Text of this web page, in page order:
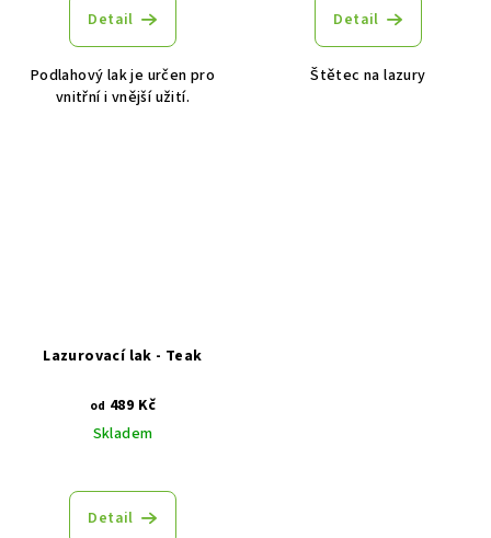
Detail
Podlahový lak je určen pro
vnitřní i vnější užití.
Detail
Štětec na lazury
Lazurovací lak - Teak
od 489 Kč
Skladem
Detail